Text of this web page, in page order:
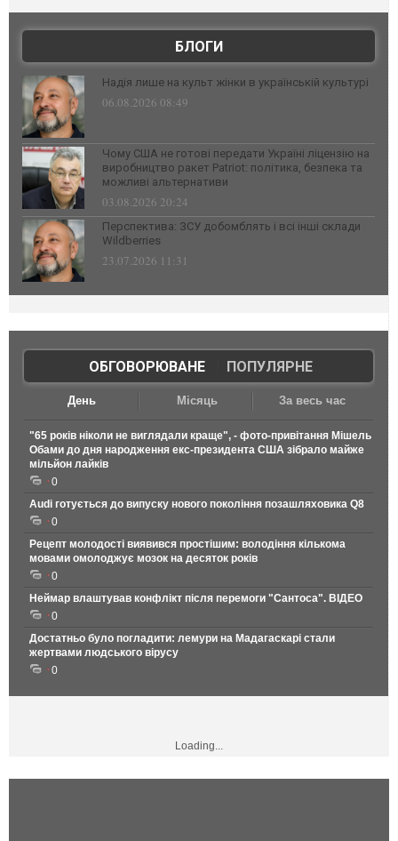
БЛОГИ
Надія лише на культ жінки в українській культурі
06.08.2026 08:49
Чому США не готові передати Україні ліцензію на
виробництво ракет Patriot: політика, безпека та
можливі альтернативи
03.08.2026 20:24
Перспектива: ЗСУ добомблять і всі інші склади
Wildberries
23.07.2026 11:31
ОБГОВОРЮВАНЕ| ПОПУЛЯРНЕ
День Місяць За весь час
"65 років ніколи не виглядали краще", - фото-привітання Мішель
Обами до дня народження екс-президента США зібрало майже
мільйон лайків
0
Audi готується до випуску нового покоління позашляховика Q8
0
Рецепт молодості виявився простішим: володіння кількома
мовами омолоджує мозок на десяток років
0
Неймар влаштував конфлікт після перемоги "Сантоса". ВІДЕО
0
Достатньо було погладити: лемури на Мадагаскарі стали
жертвами людського вірусу
0
Loading...